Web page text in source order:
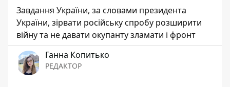
Завдання України, за словами президента
України, зірвати російську спробу розширити
війну та не давати окупанту зламати і фронт
Ганна Копитько
РЕДАКТОР